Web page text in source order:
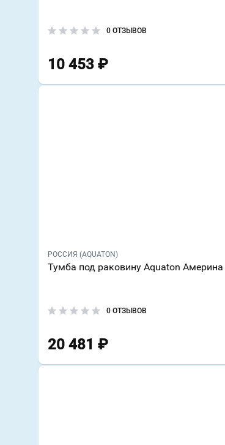
0 ОТЗЫВОВ
10 453 ₽
РОССИЯ (AQUATON)
Тумба под раковину Aquaton
0 ОТЗЫВОВ
20 481 ₽